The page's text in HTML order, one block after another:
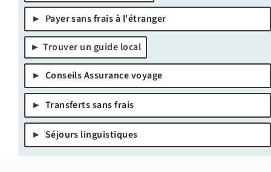
Payer sans frais à l'étranger
Trouver un guide local
Conseils Assurance voyage
Transferts sans frais
Séjours linguistiques